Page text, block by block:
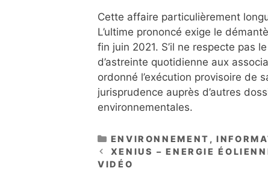
Cette affaire particulièrement
L’ultime prononcé exige le
fin juin 2021. S’il ne respecte pas
d’astreinte quotidienne aux
ordonné l’exécution provisoire de
jurisprudence auprès d’autres
environnementales.
CATÉGORIES
ENVIRONNEMENT ,
XENIUS – ENERGIE
VIDÉO